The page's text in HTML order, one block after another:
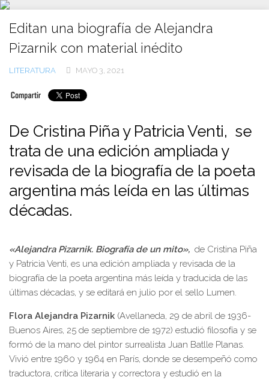
Ir
contenido
Editan una biografía de Alejandra
Pizarnik con material inédito
LITERATURA MAYO 3, 2021
De Cristina Piña y Patricia Venti, se
trata de una edición ampliada y
revisada de la biografía de la poeta
argentina más leída en las últimas
décadas.
«Alejandra Pizarnik. Biografía de un mito», de Cristina Piña
y Patricia Venti, es una edición ampliada y revisada de la
biografía de la poeta argentina más leída y traducida de las
últimas décadas, y se editará en julio por el sello Lumen.
Flora Alejandra Pizarnik (Avellaneda, 29 de abril de 1936-
Buenos Aires, 25 de septiembre de 1972) estudió filosofía y se
formó de la mano del pintor surrealista Juan Batlle Planas.
Vivió entre 1960 y 1964 en París, donde se desempeñó como
traductora, crítica literaria y correctora y estudió en la